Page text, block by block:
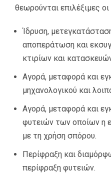
θεωρούνται επιλέξιµες
Ίδρυση,
αποπεράτωση και
κτιρίων και
Αγορά, µεταφορά και
µηχανολογικού και
Αγορά, µεταφορά και
φυτειών των οποίων η
µε τη χρήση σπόρου.
Περίφραξη και
περίφραξη φυτειών.